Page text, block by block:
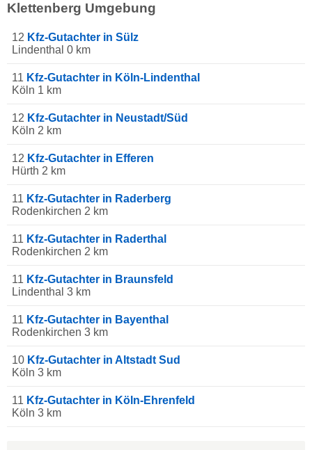
Klettenberg Umgebung
12 Kfz-Gutachter in Sülz
Lindenthal 0 km
11 Kfz-Gutachter in Köln-Lindenthal
Köln 1 km
12 Kfz-Gutachter in Neustadt/Süd
Köln 2 km
12 Kfz-Gutachter in Efferen
Hürth 2 km
11 Kfz-Gutachter in Raderberg
Rodenkirchen 2 km
11 Kfz-Gutachter in Raderthal
Rodenkirchen 2 km
11 Kfz-Gutachter in Braunsfeld
Lindenthal 3 km
11 Kfz-Gutachter in Bayenthal
Rodenkirchen 3 km
10 Kfz-Gutachter in Altstadt Sud
Köln 3 km
11 Kfz-Gutachter in Köln-Ehrenfeld
Köln 3 km